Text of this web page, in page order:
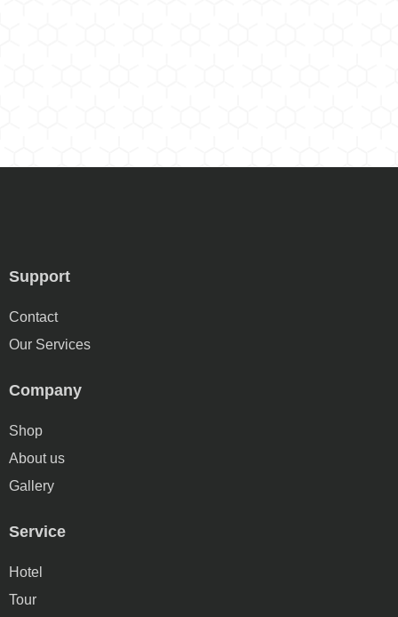
Support
Contact
Our Services
Company
Shop
About us
Gallery
Service
Hotel
Tour